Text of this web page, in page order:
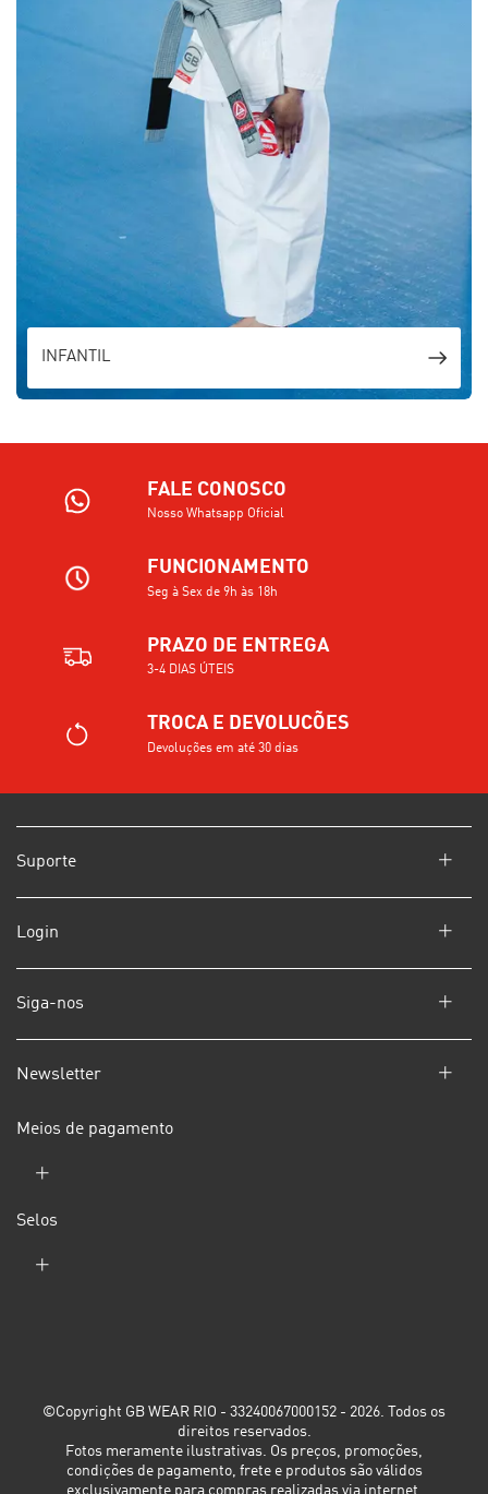
INFANTIL
FALE CONOSCO
Nosso Whatsapp Oficial
FUNCIONAMENTO
Seg à Sex de 9h às 18h
PRAZO DE ENTREGA
3-4 DIAS ÚTEIS
TROCA E DEVOLUCÕES
Devoluções em até 30 dias
Suporte
Login
Siga-nos
Newsletter
Meios de pagamento
Selos
©Copyright GB WEAR RIO - 33240067000152 - 2026. Todos os
direitos reservados.
Fotos meramente ilustrativas. Os preços, promoções,
condições de pagamento, frete e produtos são válidos
exclusivamente para compras realizadas via internet.